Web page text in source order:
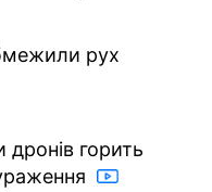
рух
дронів горить